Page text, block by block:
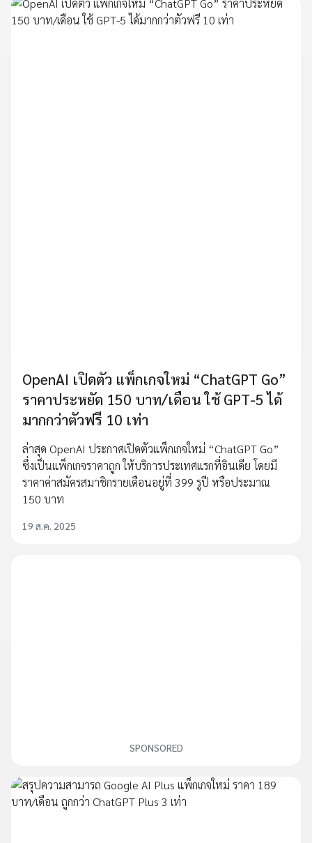
OpenAI เปิดตัว แพ็กเกจใหม่ “ChatGPT Go”
ราคาประหยัด 150 บาท/เดือน ใช้ GPT-5 ได้
มากกว่าตัวฟรี 10 เท่า
ล่าสุด OpenAI ประกาศเปิดตัวแพ็กเกจใหม่ “ChatGPT Go”
ซึ่งเป็นแพ็กเกจราคาถูก ให้บริการประเทศแรกที่อินเดีย โดยมี
ราคาค่าสมัครสมาชิกรายเดือนอยู่ที่ 399 รูปี หรือประมาณ
150 บาท
19 ส.ค. 2025
SPONSORED